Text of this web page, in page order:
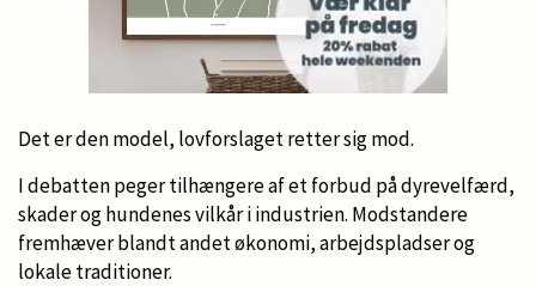
Det er den model, lovforslaget retter sig mod.
I debatten peger tilhængere af et forbud på dyrevelfærd,
skader og hundenes vilkår i industrien. Modstandere
fremhæver blandt andet økonomi, arbejdspladser og
lokale traditioner.